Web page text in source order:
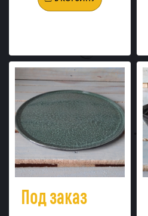
Под заказ